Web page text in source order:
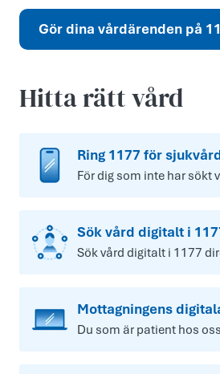
Gör dina vårdärenden på
Hitta rätt vård
Ring 1177 för
För dig som inte har sökt
Sök vård digitalt i
Sök vård digitalt i 1177
Mottagningens
Du som är patient hos